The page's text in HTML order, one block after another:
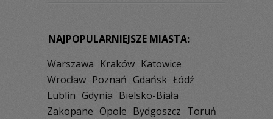
NAJPOPULARNIEJSZE MIASTA:
Warszawa Kraków Katowice
Wrocław Poznań Gdańsk Łódź
Lublin Gdynia Bielsko-Biała
Zakopane Opole Bydgoszcz Toruń